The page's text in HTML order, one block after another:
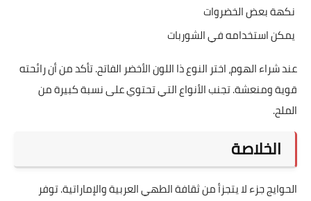
نكهة بعض الخضروات
يمكن استخدامه في الشوربات
عند شراء الهوم، اختر النوع ذا اللون الأخضر الفاتح. تأكد من أن رائحته
قوية ومنعشة. تجنب الأنواع التي تحتوي على نسبة كبيرة من
الملح.
الخلاصة
الحوايج جزء لا يتجزأ من ثقافة الطهي العربية والإماراتية. توفر